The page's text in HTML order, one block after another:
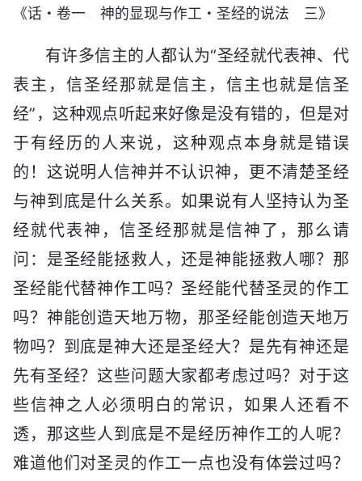
《话・卷一 神的显现与作工・圣经的说法 三》
有许多信主的人都认为“圣经就代表神、代
表主，信圣经那就是信主，信主也就是信圣
经”，这种观点听起来好像是没有错的，但是对
于有经历的人来说，这种观点本身就是错误
的！这说明人信神并不认识神，更不清楚圣经
与神到底是什么关系。如果说有人坚持认为圣
经就代表神，信圣经那就是信神了，那么请
问：是圣经能拯救人，还是神能拯救人哪？那
圣经能代替神作工吗？圣经能代替圣灵的作工
吗？神能创造天地万物，那圣经能创造天地万
物吗？到底是神大还是圣经大？是先有神还是
先有圣经？这些问题大家都考虑过吗？对于这
些信神之人必须明白的常识，如果人还看不
透，那这些人到底是不是经历神作工的人呢？
难道他们对圣灵的作工一点也没有体尝过吗？